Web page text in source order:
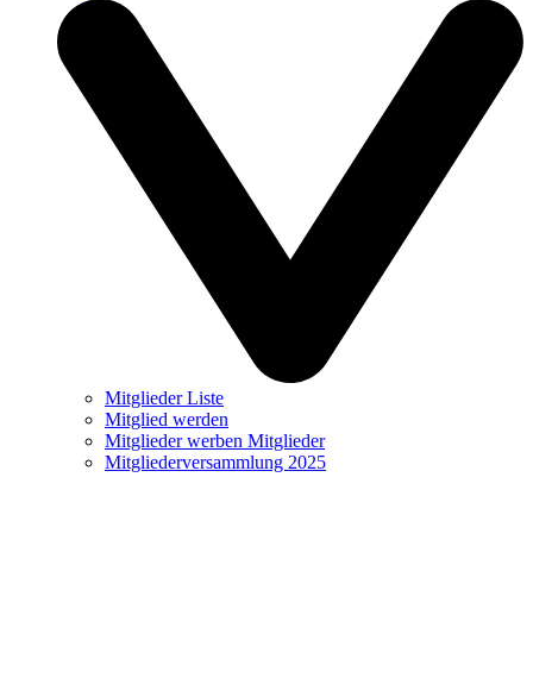
Mitglieder Liste
Mitglied werden
Mitglieder werben Mitglieder
Mitgliederversammlung 2025